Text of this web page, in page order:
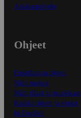
Asiakaspalvelu
Ohjeet
Ensitilaajan ohjeet
Näin maksat
Näin tilaat ja muokkaat
Kaikki ohjeet ja vinkit
In English